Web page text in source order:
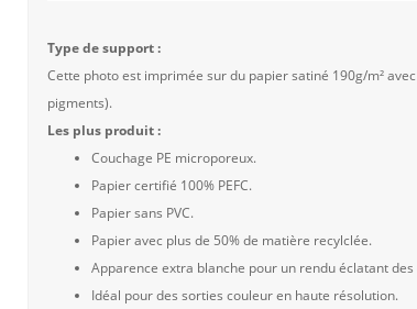
Type de support :
Cette photo est imprimée sur du papier satiné 190g/m²
pigments).
Les plus produit :
Couchage PE microporeux.
Papier certifié 100% PEFC.
Papier sans PVC.
Papier avec plus de 50% de matière recylclée.
Apparence extra blanche pour un rendu éclatant
Idéal pour des sorties couleur en haute résolution.